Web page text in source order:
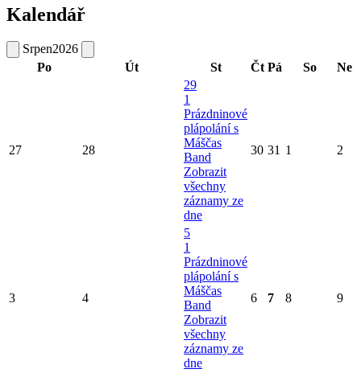
Kalendář
Srpen2026
Po
Út St Čt Pá So Ne
27 28
29
1
Prázdninové
plápolání s
Máščas
Band
Zobrazit
všechny
záznamy ze
dne
30 31 1 2
3 4
5
1
Prázdninové
plápolání s
Máščas
Band
Zobrazit
všechny
záznamy ze
dne
6 7 8 9